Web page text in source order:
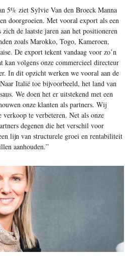
5% ziet Sylvie Van den Broeck Manna
doorgroeien. Met vooral export als een
de laatste jaren aan het positioneren
zoals Marokko, Togo, Kameroen,
De export tekent vandaag voor zo’n
kan volgens onze commercieel directeur
In dit opzicht werken we vooral aan de
Italië toe bijvoorbeeld, het land van
We doen het er uitstekend met een
onze klanten als partners. Wij
verkoop te verbeteren. Net als onze
degenen die het verschil voor
lijn van structurele groei en rentabiliteit
aanhouden.”